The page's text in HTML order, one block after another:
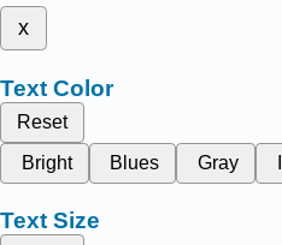
x
Text Color
Reset
Bright
Blues Gray
Text Size